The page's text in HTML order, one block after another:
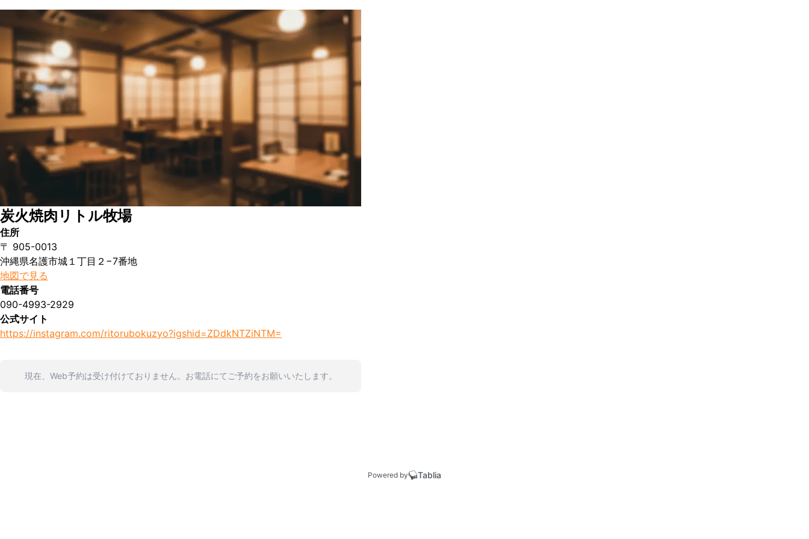
炭火焼肉リトル牧場
住所
〒 905-0013
沖縄県名護市城１丁目２−7番地
地図で見る
電話番号
090-4993-2929
公式サイト
https://instagram.com/ritorubokuzyo?igshid=ZDdkNTZiNTM=
現在、Web予約は受け付けておりません。お電話にてご予約をお願いいたします。
Powered by Tablia